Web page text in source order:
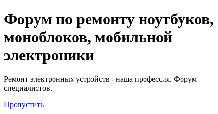
Регистрация
Форум по ремонту ноутбуков,
моноблоков, мобильной
электроники
Ремонт электронных устройств - наша профессия. Форум
специалистов.
Пропустить